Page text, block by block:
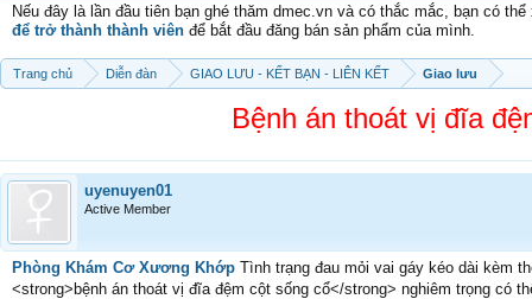
Nếu đây là lần đầu tiên bạn ghé thăm dmec.vn và có thắc mắc, bạn có
để trở thành thành viên để bắt đầu đăng bán sản phẩm của mình.
Trang chủ Diễn đàn GIAO LƯU - KẾT BẠN - LIÊN KẾT Giao lưu
Bệnh án thoát vị đĩa
uyenuyen01
Active Member
Phòng Khám Cơ Xương Khớp Tình trạng đau mỏi vai gáy kéo dài kèm
<strong>bệnh án thoát vị đĩa đệm cột sống cổ</strong> nghiêm trọng có